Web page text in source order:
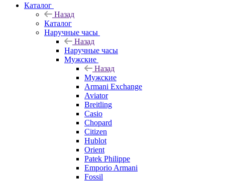
Каталог
Назад
Каталог
Наручные часы
Назад
Наручные часы
Мужские
Назад
Мужские
Armani Exchange
Aviator
Breitling
Casio
Chopard
Citizen
Hublot
Orient
Patek Philippe
Emporio Armani
Fossil